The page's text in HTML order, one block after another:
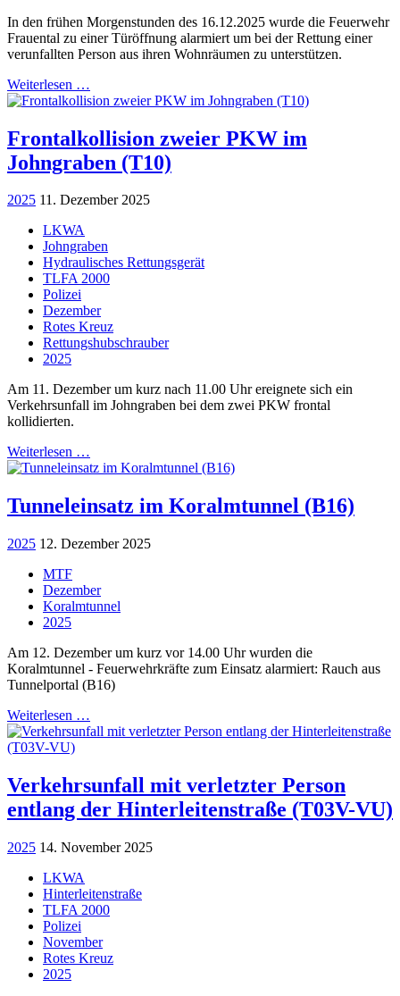
In den frühen Morgenstunden des 16.12.2025 wurde die Feuerwehr
Frauental zu einer Türöffnung alarmiert um bei der Rettung einer
verunfallten Person aus ihren Wohnräumen zu unterstützen.
Weiterlesen …
Frontalkollision zweier PKW im
Johngraben (T10)
2025 11. Dezember 2025
LKWA
Johngraben
Hydraulisches Rettungsgerät
TLFA 2000
Polizei
Dezember
Rotes Kreuz
Rettungshubschrauber
2025
Am 11. Dezember um kurz nach 11.00 Uhr ereignete sich ein
Verkehrsunfall im Johngraben bei dem zwei PKW frontal
kollidierten.
Weiterlesen …
Tunneleinsatz im Koralmtunnel (B16)
2025 12. Dezember 2025
MTF
Dezember
Koralmtunnel
2025
Am 12. Dezember um kurz vor 14.00 Uhr wurden die
Koralmtunnel - Feuerwehrkräfte zum Einsatz alarmiert: Rauch aus
Tunnelportal (B16)
Weiterlesen …
Verkehrsunfall mit verletzter Person
entlang der Hinterleitenstraße (T03V-VU)
2025 14. November 2025
LKWA
Hinterleitenstraße
TLFA 2000
Polizei
November
Rotes Kreuz
2025